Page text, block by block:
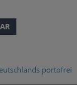
portofrei